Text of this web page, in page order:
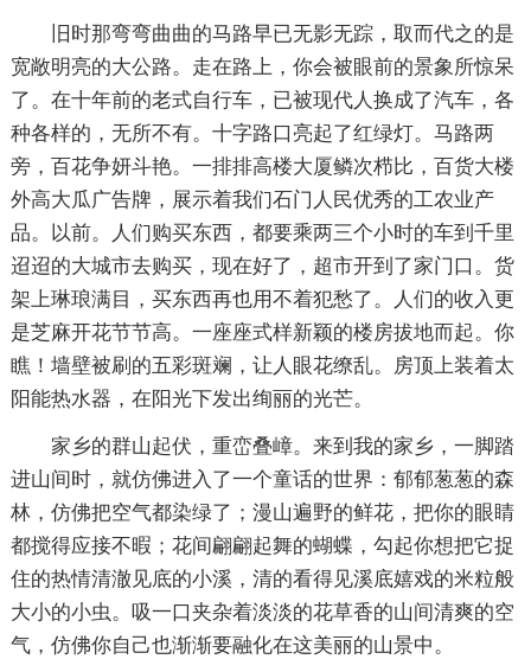
旧时那弯弯曲曲的马路早已无影无踪，取而代之的是
宽敞明亮的大公路。走在路上，你会被眼前的景象所惊呆
了。在十年前的老式自行车，已被现代人换成了汽车，各
种各样的，无所不有。十字路口亮起了红绿灯。马路两
旁，百花争妍斗艳。一排排高楼大厦鳞次栉比，百货大楼
外高大瓜广告牌，展示着我们石门人民优秀的工农业产
品。以前。人们购买东西，都要乘两三个小时的车到千里
迢迢的大城市去购买，现在好了，超市开到了家门口。货
架上琳琅满目，买东西再也用不着犯愁了。人们的收入更
是芝麻开花节节高。一座座式样新颖的楼房拔地而起。你
瞧！墙壁被刷的五彩斑斓，让人眼花缭乱。房顶上装着太
阳能热水器，在阳光下发出绚丽的光芒。
家乡的群山起伏，重峦叠嶂。来到我的家乡，一脚踏
进山间时，就仿佛进入了一个童话的世界：郁郁葱葱的森
林，仿佛把空气都染绿了；漫山遍野的鲜花，把你的眼睛
都搅得应接不暇；花间翩翩起舞的蝴蝶，勾起你想把它捉
住的热情清澈见底的小溪，清的看得见溪底嬉戏的米粒般
大小的小虫。吸一口夹杂着淡淡的花草香的山间清爽的空
气，仿佛你自己也渐渐要融化在这美丽的山景中。